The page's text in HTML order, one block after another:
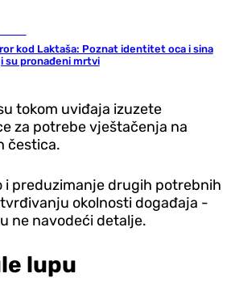
kod Laktaša: Poznat identitet oca i sina
su pronađeni mrtvi
tokom uviđaja izuzete
za potrebe vještačenja na
čestica.
i preduzimanje drugih potrebnih
okolnosti događaja -
ne navodeći detalje.
lupu